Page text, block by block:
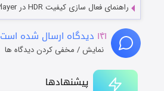
پیشنهادها
راهنمای فعال سازی کیفیت HDR در PotPlayer
۱۴۱ دیدگاه ارسال شده است
نمایش / مخفی کردن دیدگاه ها